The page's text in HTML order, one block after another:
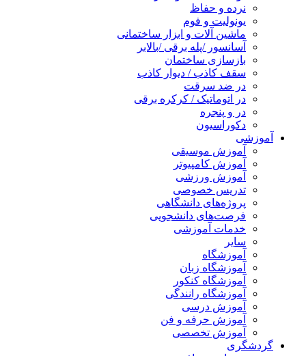
نرده و حفاظ
یونولیت و فوم
ماشین آلات و ابزار ساختمانی
آسانسور /پله برقی /بالابر
بازسازی ساختمان
سقف کاذب / دیوار کاذب
در ضد سرقت
در اتوماتیک / کرکره برقی
در و پنجره
دکوراسیون
آموزشی
آموزش موسیقی
آموزش کامپیوتر
آموزش ورزشی
تدریس خصوصی
پروژه‌های دانشگاهی
فرصت‌های دانشجویی
خدمات آموزشی
سایر
آموزشگاه
آموزشگاه زبان
آموزشگاه کنکور
آموزشگاه رانندگی
آموزش درسی
آموزش حرفه و فن
آموزش تخصصی
گردشگری